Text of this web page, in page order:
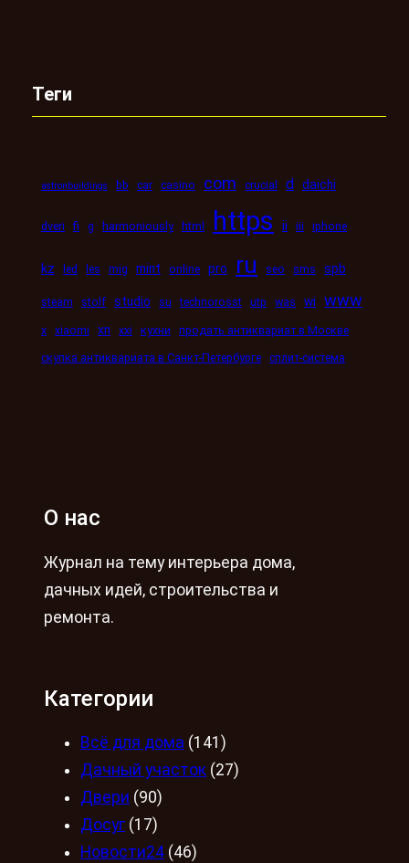
Теги
astronbuildings bb car casino com crucial d daichi
dveri fi g harmoniously html https ii iii iphone
kz led les mig mint online pro ru seo sms spb
steam stolf studio su technorosst utp was wi www
x xiaomi xn xxi кухни
продать антиквариат в Москве
скупка антиквариата в Санкт-Петербурге сплит-система
О нас
Журнал на тему интерьера дома,
дачных идей, строительства и
ремонта.
Категории
Всё для дома (141)
Дачный участок (27)
Двери (90)
Досуг (17)
Новости24 (46)